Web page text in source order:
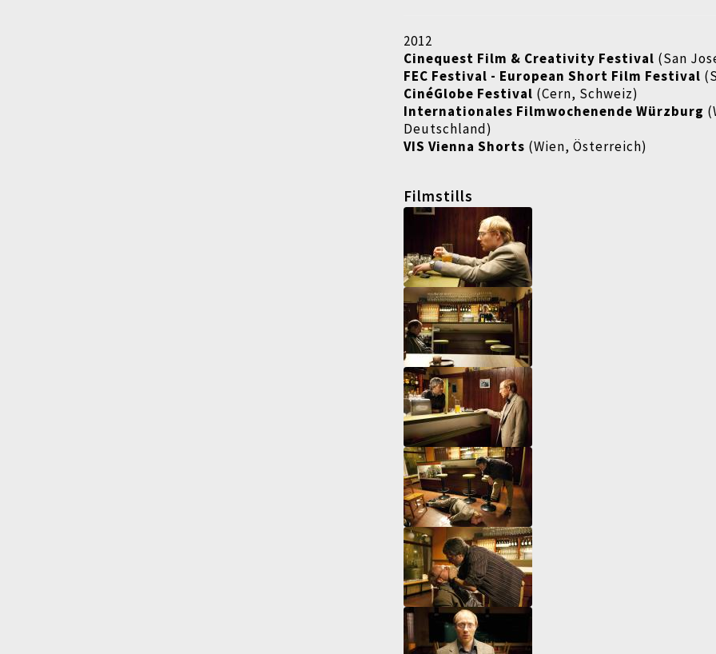
2012
Cinequest Film & Creativity Festival (San
FEC Festival - European Short Film Festival
CinéGlobe Festival (Cern, Schweiz)
Internationales Filmwochenende Würzburg
Deutschland)
VIS Vienna Shorts (Wien, Österreich)
Filmstills